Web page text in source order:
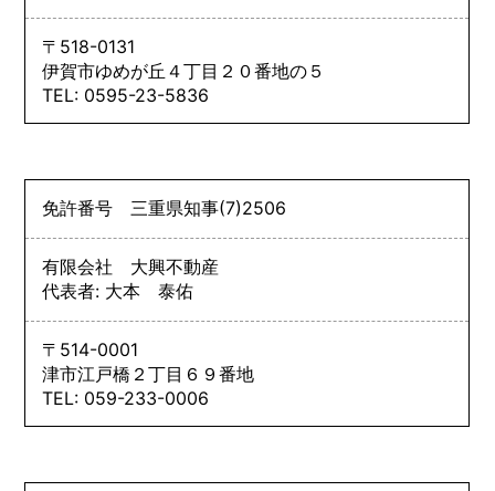
〒518-0131
伊賀市ゆめが丘４丁目２０番地の５
TEL: 0595-23-5836
免許番号 三重県知事(7)2506
有限会社 大興不動産
代表者: 大本 泰佑
〒514-0001
津市江戸橋２丁目６９番地
TEL: 059-233-0006